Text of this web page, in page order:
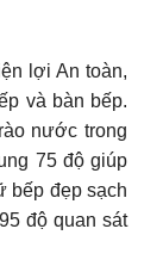
lợi An toàn,
và bàn bếp.
nước trong
75 độ giúp
bếp đẹp sạch
độ quan sát